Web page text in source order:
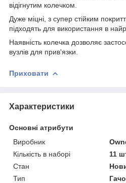
відігнутим колечком.
Дуже міцні, з супер стійким
підходять для використання в
Наявність колечка дозволяє
вузлів для прив'язки.
Приховати
Характеристики
Основні атрибути
Виробник
Кількість в наборі
11
Стан
Тип